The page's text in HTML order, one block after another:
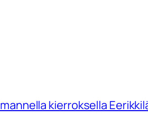
kierroksella